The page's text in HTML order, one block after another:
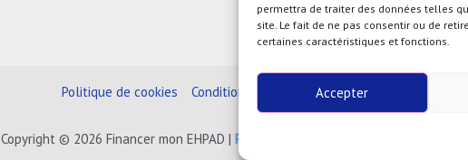
permettra de traiter des données telles
site. Le fait de ne pas consentir ou de
certaines caractéristiques et fonctions.
Accepter
Politique de cookies Conditions générales
Copyright © 2026 Financer mon EHPAD | Powered by Care Insight